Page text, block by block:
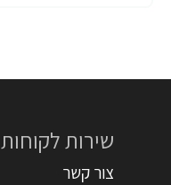
שירות לקוחות
צור קשר